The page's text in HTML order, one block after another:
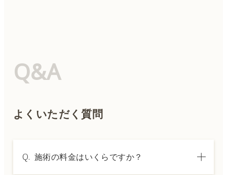
Q&A
よくいただく質問
Q. 施術の料金はいくらですか？